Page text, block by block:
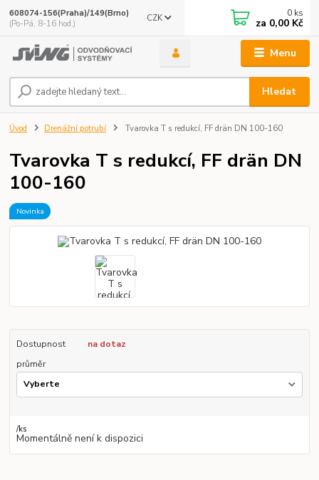
Menu
CZK
Hledat
608074-156(Praha)/149(Brno)
(Po-Pá, 8-16 hod.)
0 ks
za 0,00 Kč
Úvod Drenážní potrubí Tvarovka T s redukcí, FF drän DN 100-160
Tvarovka T s redukcí, FF drän DN
100-160
Novinka
Dostupnost
na dotaz
průměr
/ks
Momentálně není k dispozici